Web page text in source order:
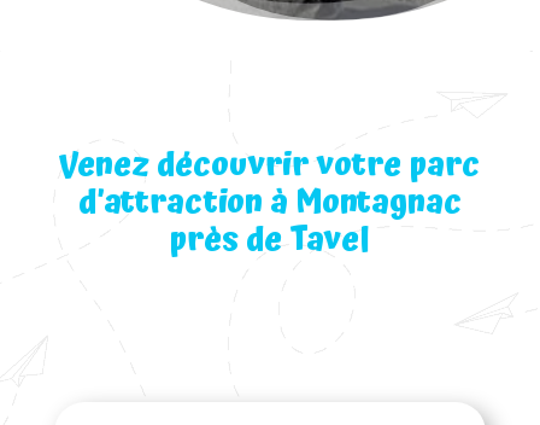
Venez découvrir votre parc
d’attraction à Montagnac
près de Tavel